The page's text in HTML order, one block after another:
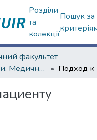
Розділи
та
колекції
Пошук за
факультет
Наукові роботи. Медичний факультет
Подход к